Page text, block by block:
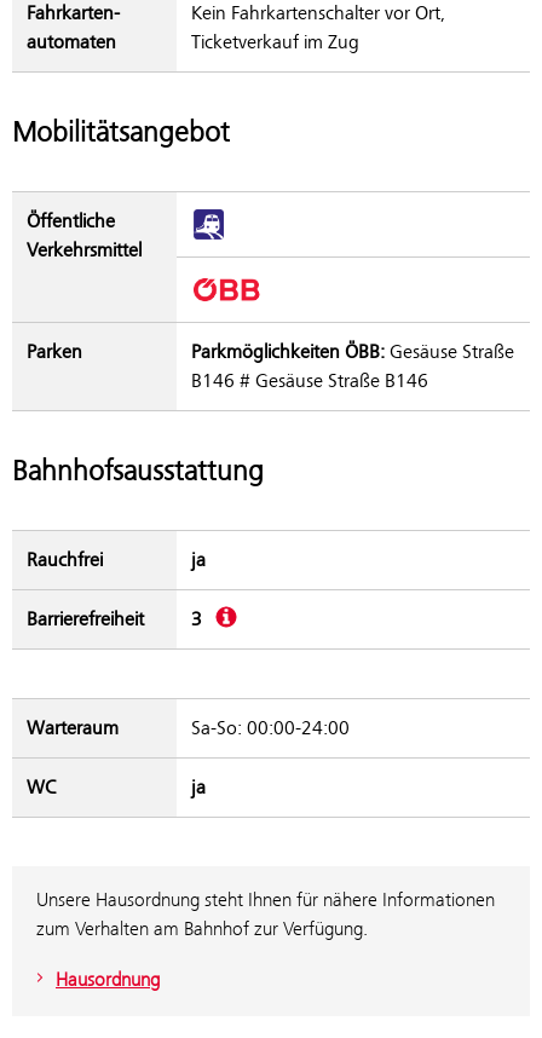
Fahrkarten­
automaten
Kein Fahrkartenschalter vor Ort,
Ticketverkauf im Zug
Mobilitätsangebot
Öffentliche
Verkehrsmittel
Parken Parkmöglichkeiten ÖBB: Gesäuse Straße
B146 # Gesäuse Straße B146
Bahnhofsausstattung
Rauchfrei ja
Barrierefreiheit 3 Beschreibung
Warteraum Sa-So: 00:00-24:00
WC ja
Unsere Hausordnung steht Ihnen für nähere Informationen
zum Verhalten am Bahnhof zur Verfügung.
Hausordnung